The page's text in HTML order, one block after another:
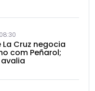
La Cruz negocia
com Peñarol;